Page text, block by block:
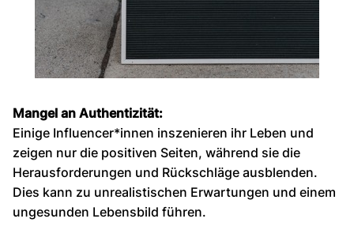
Mangel an Authentizität:
Einige Influencer*innen inszenieren ihr Leben und
zeigen nur die positiven Seiten, während sie die
Herausforderungen und Rückschläge ausblenden.
Dies kann zu unrealistischen Erwartungen und einem
ungesunden Lebensbild führen.